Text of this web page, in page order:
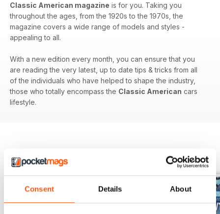
Consent Details About
Classic American magazine is for you. Taking you
throughout the ages, from the 1920s to the 1970s, the
magazine covers a wide range of models and styles -
appealing to all.
With a new edition every month, you can ensure that you
are reading the very latest, up to date tips & tricks from all
of the individuals who have helped to shape the industry,
those who totally encompass the Classic American cars
lifestyle.
EDIZIONI INDIETRO Visualizza tutti